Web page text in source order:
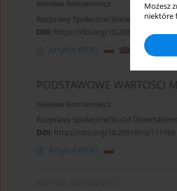
Możesz
niektóre
Wiesław Romanowicz
Rozprawy Społeczne/Social
DOI: https://doi.org/10.29316/rs/111264
Artykuł (PDF)
PODSTAWOWE WARTOŚCI
Wiesław Romanowicz
Rozprawy Społeczne/Social
DOI: https://doi.org/10.29316/rs/111166
Artykuł (PDF)